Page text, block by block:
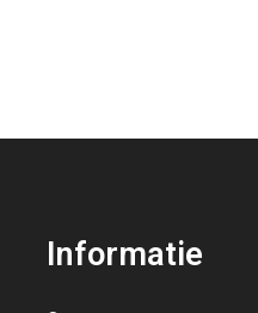
Informatie